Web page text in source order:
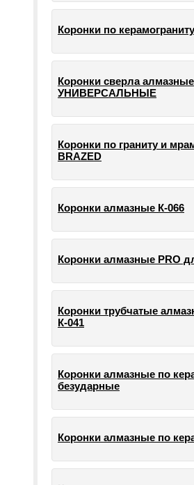
Коронки по
Коронки сверла алмазные
УНИВЕРСАЛЬНЫЕ
Коронки по граниту и
BRAZED
Коронки алмазные К-066
Коронки алмазные PRO
Коронки трубчатые
К-041
Коронки алмазные по
безударные
Коронки алмазные по